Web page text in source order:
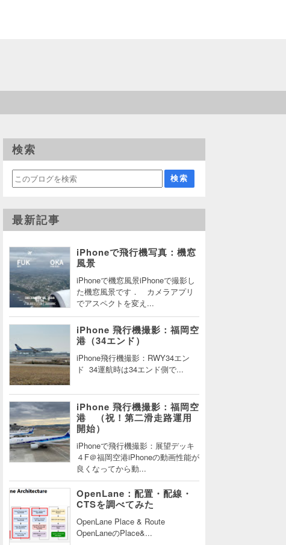
検索
最新記事
iPhoneで飛行機写真：機窓
風景
iPhoneで機窓風景iPhoneで撮影し
た機窓風景です． カメラアプリ
でアスペクトを変え...
iPhone 飛行機撮影：福岡空
港（34エンド）
iPhone飛行機撮影：RWY34エン
ド 34運航時は34エンド側で...
iPhone 飛行機撮影：福岡空
港 （祝！第二滑走路運用
開始）
iPhoneで飛行機撮影：展望デッキ
４F＠福岡空港iPhoneの動画性能が
良くなってから動...
OpenLane：配置・配線・
CTSを調べてみた
OpenLane Place & Route
OpenLaneのPlace&...